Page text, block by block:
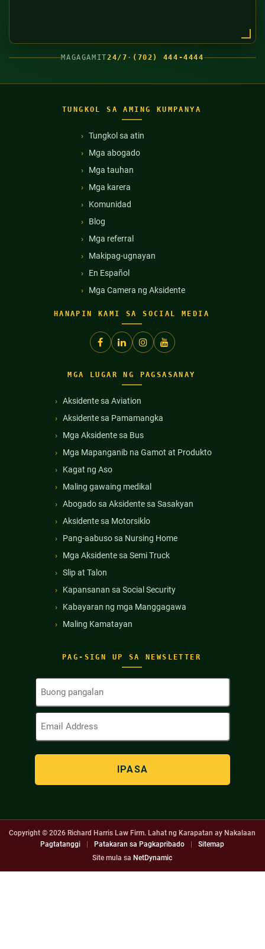
MAGAGAMIT24/7 · (702) 444-4444
TUNGKOL SA AMING KUMPANYA
Tungkol sa atin
Mga abogado
Mga tauhan
Mga karera
Komunidad
Blog
Mga referral
Makipag-ugnayan
En Español
Mga Camera ng Aksidente
HANAPIN KAMI SA SOCIAL MEDIA
PAG-SIGN UP SA NEWSLETTER
(Kinakailangan)
(Kinakailangan)
MGA LUGAR NG PAGSASANAY
Aksidente sa Aviation
Aksidente sa Pamamangka
Mga Aksidente sa Bus
Mga Mapanganib na Gamot at Produkto
Kagat ng Aso
Maling gawaing medikal
Abogado sa Aksidente sa Sasakyan
Aksidente sa Motorsiklo
Pang-aabuso sa Nursing Home
Mga Aksidente sa Semi Truck
Slip at Talon
Kapansanan sa Social Security
Kabayaran ng mga Manggagawa
Maling Kamatayan
Copyright © 2026 Richard Harris Law Firm. Lahat ng Karapatan ay Nakalaan
Pagtatanggi
Patakaran sa Pagkapribado
Sitemap
Site mula sa NetDynamic